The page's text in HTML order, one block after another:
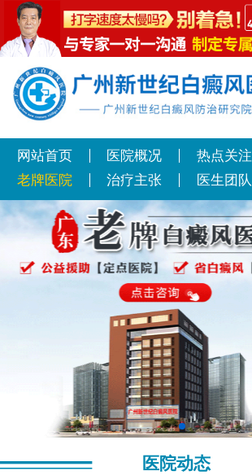
网站首页 医院概况 热点关注
老牌医院
治疗主张 医生团队
医院动态